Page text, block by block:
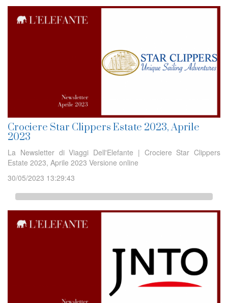
Crociere Star Clippers Estate 2023, Aprile
2023
La Newsletter di Viaggi Dell'Elefante | Crociere Star Clippers
Estate 2023, Aprile 2023 Versione online
30/05/2023 13:29:43